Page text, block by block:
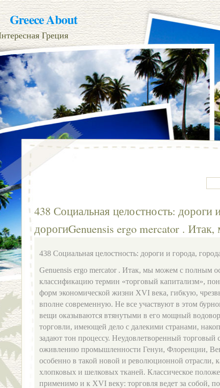
Greece About
Греция
438 Социальная целостность: дороги
дорогиGenuensis ergo mercator .
438 Социальная целостность: дороги и города,
Genuensis ergo mercator . Итак, мы можем с полным
классификацию термин «торговый капитализм»,
форм экономической жизни XVI века, гибкую,
вполне современную. Не все участвуют в этом
вещи оказываются втянутыми в его мощ­ный
торговли, имеющей дело с дале­кими странами,
задают тон процессу. Не­удовлетворенный торговый
оживлению промыш­ленности Генуи, Флоренции,
особенно в такой но­вой и революционной отрасли,
хлопковых и шелковых тканей. Классическое
применимо и к XVI веку: торговля ведет за собой,